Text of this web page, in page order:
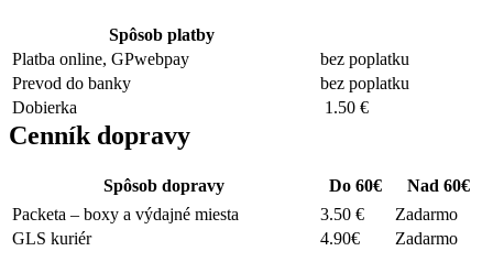
Spôsob platby
Platba online, GPwebpay
bez poplatku
Prevod do banky
bez poplatku
Dobierka
1.50 €
Cenník dopravy
Spôsob dopravy Do 60€
Nad 60€
Packeta – boxy a výdajné miesta
3.50 €
Zadarmo
GLS kuriér
4.90€ Zadarmo